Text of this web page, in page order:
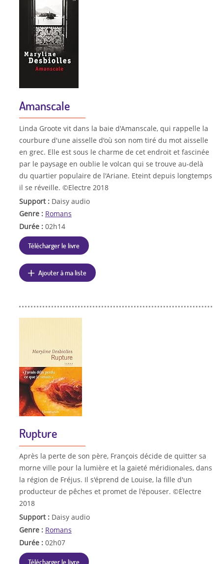
Amanscale
Linda Groote vit dans la baie d'Amanscale, qui rappelle la
courbure d'une aisselle d'où son nom tiré du mot aisselle
en grec. Elle est sous le charme de cet endroit et fascinée
par le paysage en oublie le volcan qui se trouve au-delà
du quartier populaire de l'Ariane. Eteint depuis longtemps
il se réveille. ©Electre 2018
Support : Daisy audio
Genre : Romans
Durée : 02h14
Télécharger le livre
Ajouter à ma liste
Rupture
Après la perte de son père, François décide de quitter sa
morne ville pour la lumière et la gaieté méridionales, dans
la région de Fréjus. Il s'éprend de Louise, la fille d'un
producteur de pêches et promet de l'épouser. ©Electre
2018
Support : Daisy audio
Genre : Romans
Durée : 02h07
Télécharger le livre